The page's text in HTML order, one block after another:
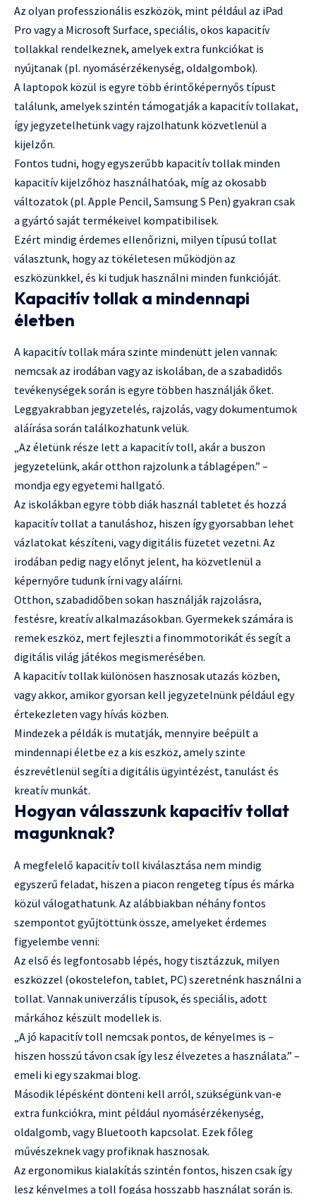
Az olyan professzionális eszközök, mint például az iPad
Pro vagy a Microsoft Surface, speciális, okos kapacitív
tollakkal rendelkeznek, amelyek extra funkciókat is
nyújtanak (pl. nyomásérzékenység, oldalgombok).
A laptopok közül is egyre több érintőképernyős típust
találunk, amelyek szintén támogatják a kapacitív tollakat,
így jegyzetelhetünk vagy rajzolhatunk közvetlenül a
kijelzőn.
Fontos tudni, hogy egyszerűbb kapacitív tollak minden
kapacitív kijelzőhöz használhatóak, míg az okosabb
változatok (pl. Apple Pencil, Samsung S Pen) gyakran csak
a gyártó saját termékeivel kompatibilisek.
Ezért mindig érdemes ellenőrizni, milyen típusú tollat
választunk, hogy az tökéletesen működjön az
eszközünkkel, és ki tudjuk használni minden funkcióját.
Kapacitív tollak a mindennapi
életben
A kapacitív tollak mára szinte mindenütt jelen vannak:
nemcsak az irodában vagy az iskolában, de a szabadidős
tevékenységek során is egyre többen használják őket.
Leggyakrabban jegyzetelés, rajzolás, vagy dokumentumok
aláírása során találkozhatunk velük.
„Az életünk része lett a kapacitív toll, akár a buszon
jegyzetelünk, akár otthon rajzolunk a táblagépen.” –
mondja egy egyetemi hallgató.
Az iskolákban egyre több diák használ tabletet és hozzá
kapacitív tollat a tanuláshoz, hiszen így gyorsabban lehet
vázlatokat készíteni, vagy digitális füzetet vezetni. Az
irodában pedig nagy előnyt jelent, ha közvetlenül a
képernyőre tudunk írni vagy aláírni.
Otthon, szabadidőben sokan használják rajzolásra,
festésre, kreatív alkalmazásokban. Gyermekek számára is
remek eszköz, mert fejleszti a finommotorikát és segít a
digitális világ játékos megismerésében.
A kapacitív tollak különösen hasznosak utazás közben,
vagy akkor, amikor gyorsan kell jegyzetelnünk például egy
értekezleten vagy hívás közben.
Mindezek a példák is mutatják, mennyire beépült a
mindennapi életbe ez a kis eszköz, amely szinte
észrevétlenül segíti a digitális ügyintézést, tanulást és
kreatív munkát.
Hogyan válasszunk kapacitív tollat
magunknak?
A megfelelő kapacitív toll kiválasztása nem mindig
egyszerű feladat, hiszen a piacon rengeteg típus és márka
közül válogathatunk. Az alábbiakban néhány fontos
szempontot gyűjtöttünk össze, amelyeket érdemes
figyelembe venni:
Az első és legfontosabb lépés, hogy tisztázzuk, milyen
eszközzel (okostelefon, tablet, PC) szeretnénk használni a
tollat. Vannak univerzális típusok, és speciális, adott
márkához készült modellek is.
„A jó kapacitív toll nemcsak pontos, de kényelmes is –
hiszen hosszú távon csak így lesz élvezetes a használata.” –
emeli ki egy szakmai blog.
Második lépésként dönteni kell arról, szükségünk van-e
extra funkciókra, mint például nyomásérzékenység,
oldalgomb, vagy Bluetooth kapcsolat. Ezek főleg
művészeknek vagy profiknak hasznosak.
Az ergonomikus kialakítás szintén fontos, hiszen csak így
lesz kényelmes a toll fogása hosszabb használat során is.